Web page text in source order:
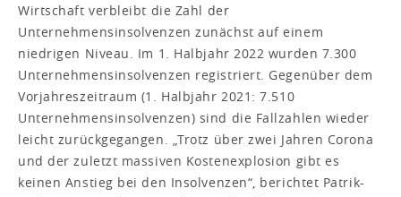
Wirtschaft verbleibt die Zahl der
Unternehmensinsolvenzen zunächst auf einem
niedrigen Niveau. Im 1. Halbjahr 2022 wurden 7.300
Unternehmensinsolvenzen registriert. Gegenüber dem
Vorjahreszeitraum (1. Halbjahr 2021: 7.510
Unternehmensinsolvenzen) sind die Fallzahlen wieder
leicht zurückgegangen. „Trotz über zwei Jahren Corona
und der zuletzt massiven Kostenexplosion gibt es
keinen Anstieg bei den Insolvenzen“, berichtet Patrik-